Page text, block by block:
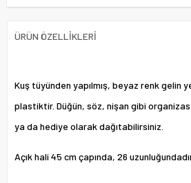
ÜRÜN ÖZELLIKLERI
Kuş tüyünden yapılmış, beyaz renk gelin
plastiktir. Düğün, söz, nişan gibi
ya da hediye olarak dağıtabilirsiniz.
Açık hali 45 cm çapında, 26